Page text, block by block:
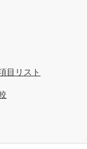
目リスト